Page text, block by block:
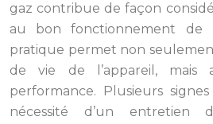
gaz contribue de façon
au bon fonctionnement de
pratique permet non
de vie de l’appareil, mais
performance. Plusieurs
nécessité d’un entretien